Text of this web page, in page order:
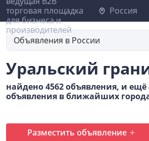
Россия
Объявления в России
Уральский
найдено 4562 объявления, и ещё
объявления в ближайших
Разместить объявление